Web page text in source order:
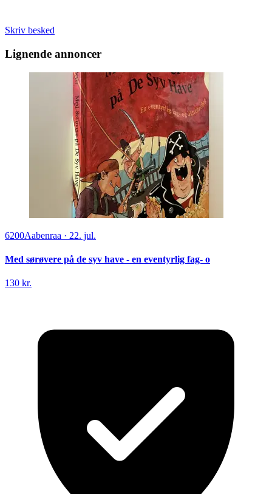
Skriv besked
Lignende annoncer
6200Aabenraa · 22. jul.
Med sørøvere på de syv have - en eventyrlig fag- o
130 kr.